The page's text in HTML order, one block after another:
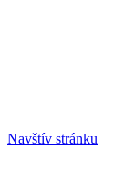
Navštív stránku